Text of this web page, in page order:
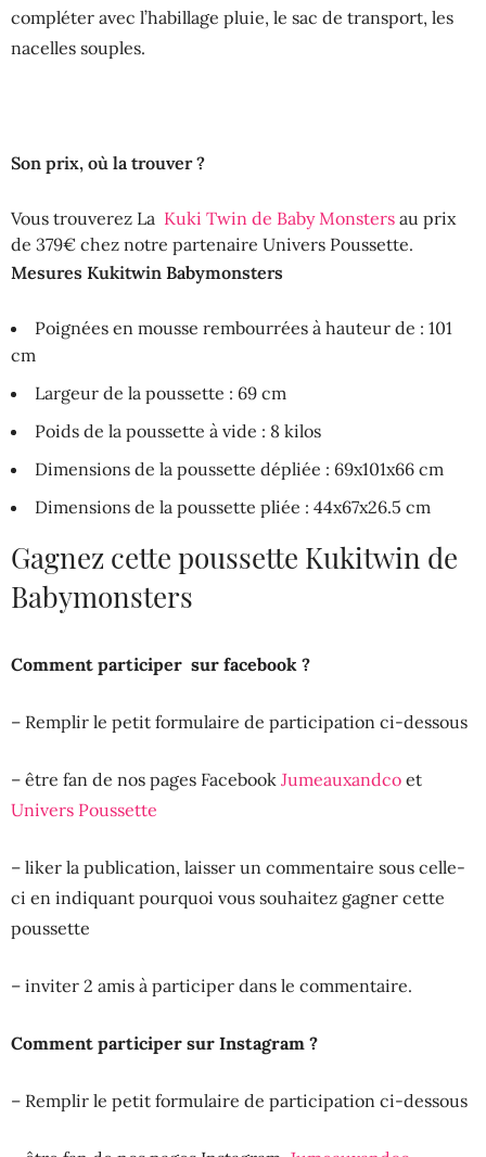
compléter avec l’habillage pluie, le sac de transport, les
nacelles souples.
Son prix, où la trouver ?
Vous trouverez La Kuki Twin de Baby Monsters au prix
de 379€ chez notre partenaire Univers Poussette.
Mesures Kukitwin Babymonsters
Poignées en mousse rembourrées à hauteur de : 101
cm
Largeur de la poussette : 69 cm
Poids de la poussette à vide : 8 kilos
Dimensions de la poussette dépliée : 69x101x66 cm
Dimensions de la poussette pliée : 44x67x26.5 cm
Gagnez cette poussette Kukitwin de
Babymonsters
Comment participer sur facebook ?
– Remplir le petit formulaire de participation ci-dessous
– être fan de nos pages Facebook Jumeauxandco et
Univers Poussette
– liker la publication, laisser un commentaire sous celle-
ci en indiquant pourquoi vous souhaitez gagner cette
poussette
– inviter 2 amis à participer dans le commentaire.
Comment participer sur Instagram ?
– Remplir le petit formulaire de participation ci-dessous